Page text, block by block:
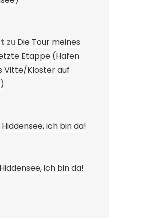
zu Die Tour meines
Etappe (Hafen
Vitte/Kloster auf
Hiddensee, ich bin da!
Hiddensee, ich bin da!